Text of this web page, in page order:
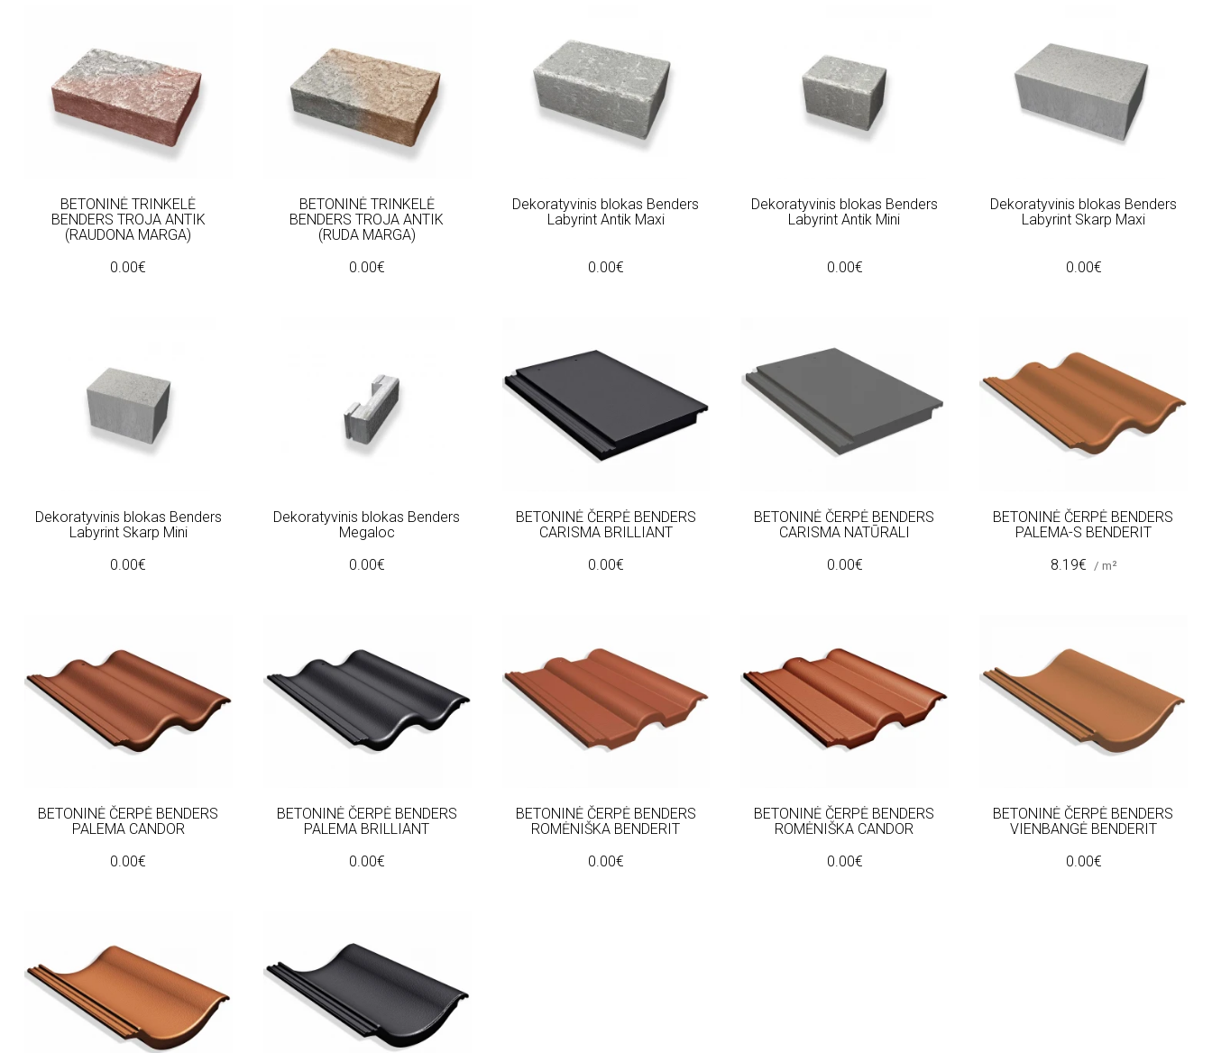
BETONINĖ TRINKELĖ
BENDERS TROJA ANTIK
(RAUDONA MARGA)
0.00€
BETONINĖ TRINKELĖ
BENDERS TROJA ANTIK
(RUDA MARGA)
0.00€
Dekoratyvinis blokas Benders
Labyrint Antik Maxi
0.00€
Dekoratyvinis blokas Benders
Labyrint Antik Mini
0.00€
Dekoratyvinis blokas Benders
Labyrint Skarp Maxi
0.00€
Dekoratyvinis blokas Benders
Labyrint Skarp Mini
0.00€
Dekoratyvinis blokas Benders
Megaloc
0.00€
BETONINĖ ČERPĖ BENDERS
CARISMA BRILLIANT
0.00€
BETONINĖ ČERPĖ BENDERS
CARISMA NATŪRALI
0.00€
BETONINĖ ČERPĖ BENDERS
PALEMA-S BENDERIT
8.19€
/ m²
BETONINĖ ČERPĖ BENDERS
PALEMA CANDOR
0.00€
BETONINĖ ČERPĖ BENDERS
PALEMA BRILLIANT
0.00€
BETONINĖ ČERPĖ BENDERS
ROMĖNIŠKA BENDERIT
0.00€
BETONINĖ ČERPĖ BENDERS
ROMĖNIŠKA CANDOR
0.00€
BETONINĖ ČERPĖ BENDERS
VIENBANGĖ BENDERIT
0.00€